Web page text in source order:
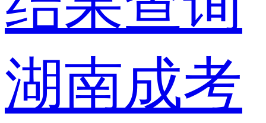
湖南成考